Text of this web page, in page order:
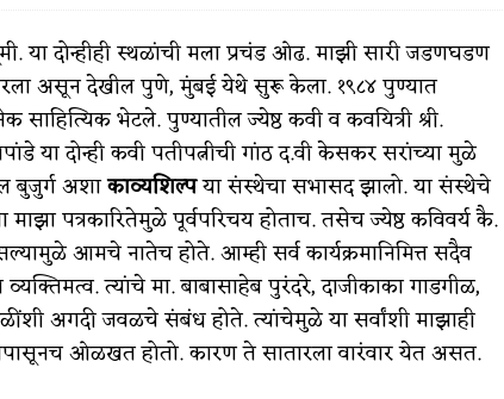
दोन्हीही स्थळांची मला प्रचंड ओढ. माझी सारी जडणघडण
असून देखील पुणे, मुंबई येथे सुरू केला. १९८४ पुण्यात
भेटले. पुण्यातील ज्येष्ठ कवी व कवयित्री श्री.
या दोन्ही कवी पतीपत्नीची गांठ द.वी केसकर सरांच्या मुळे
बुजुर्ग अशाकाव्यशिल्पया संस्थेचा सभासद झालो. या संस्थेचे
पत्रकारितेमुळे पूर्वपरिचय होताच. तसेच ज्येष्ठ कविवर्य कै.
आमचे नातेच होते. आम्ही सर्व कार्यक्रमानिमित्त सदैव
त्यांचे मा. बाबासाहेब पुरंदरे, दाजीकाका गाडगीळ,
अगदी जवळचे संबंध होते. त्यांचेमुळे या सर्वांशी माझाही
ओळखत होतो. कारण ते सातारला वारंवार येत असत.